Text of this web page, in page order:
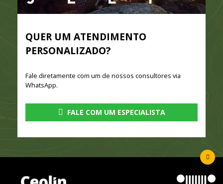
QUER UM ATENDIMENTO
PERSONALIZADO?
Fale diretamente com um de nossos consultores via
WhatsApp.
FALE COM UM ESPECIALISTA